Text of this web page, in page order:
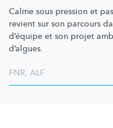
Calme sous pression et
revient sur son parcours
d’équipe et son projet
d’algues.
FNR, ALF